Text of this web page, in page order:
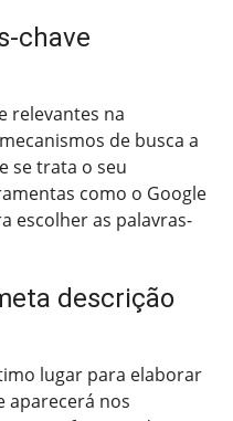
chave
relevantes na
de busca a
se trata o seu
como o Google
escolher as palavras-
descrição
lugar para elaborar
aparecerá nos